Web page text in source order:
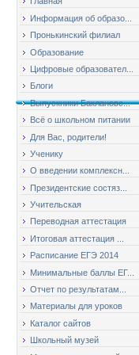
Информация об образо...
Пронькинский филиал
Образование
Цифровые образовател...
Блоги
Выпускники Баклановс...
Всё о школьном питании
Для Вас, родители!
Ученику
О введении комплексн...
Президентские состяз...
Учительская
Переводная аттестация
Итоговая аттестация ...
Расписание ЕГЭ 2014
Минимальные баллы ЕГ...
Отчет по результатам...
Материалы для уроков
Каталог сайтов
Школьный музей